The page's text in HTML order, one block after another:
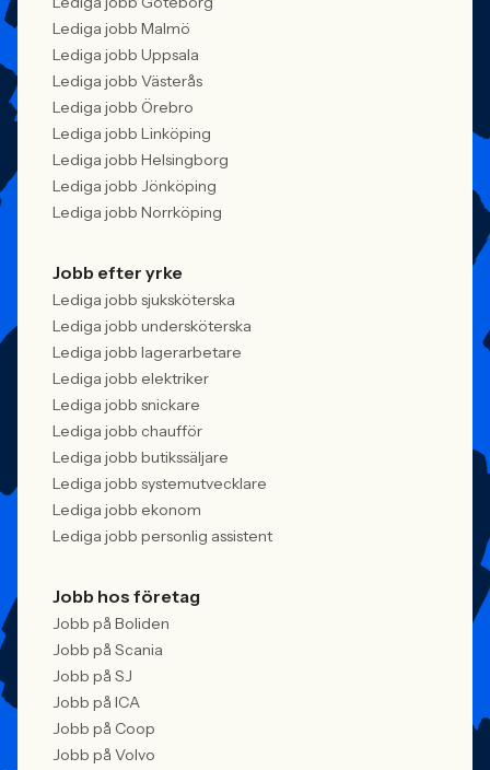
Lediga jobb Malmö
Lediga jobb Uppsala
Lediga jobb Västerås
Lediga jobb Örebro
Lediga jobb Linköping
Lediga jobb Helsingborg
Lediga jobb Jönköping
Lediga jobb Norrköping
Jobb efter yrke
Lediga jobb sjuksköterska
Lediga jobb undersköterska
Lediga jobb lagerarbetare
Lediga jobb elektriker
Lediga jobb snickare
Lediga jobb chaufför
Lediga jobb butikssäljare
Lediga jobb systemutvecklare
Lediga jobb ekonom
Lediga jobb personlig assistent
Jobb hos företag
Jobb på Boliden
Jobb på Scania
Jobb på SJ
Jobb på ICA
Jobb på Coop
Jobb på Volvo